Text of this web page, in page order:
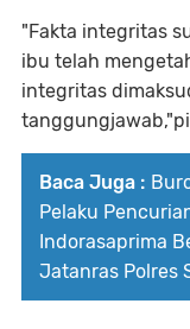
"Fakta integritas
ibu telah
integritas
Baca Juga :
Pelaku
Indorasaprima
Jatanras Polres